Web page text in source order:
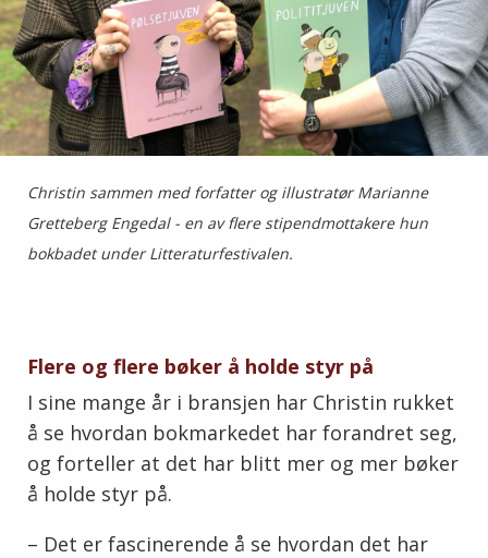
Christin sammen med forfatter og illustratør Marianne
Gretteberg Engedal - en av flere stipendmottakere hun
bokbadet under Litteraturfestivalen.
Flere og flere bøker å holde styr på
I sine mange år i bransjen har Christin rukket
å se hvordan bokmarkedet har forandret seg,
og forteller at det har blitt mer og mer bøker
å holde styr på.
– Det er fascinerende å se hvordan det har